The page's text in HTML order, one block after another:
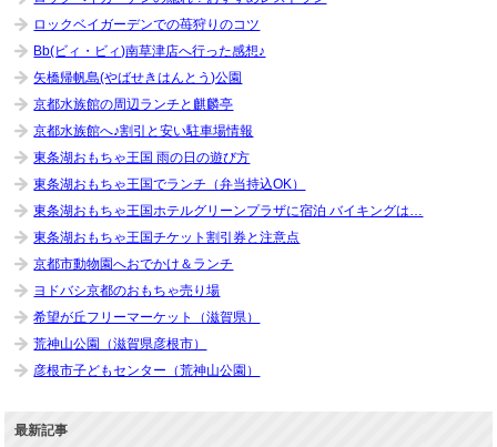
ロックベイガーデンでの苺狩りのコツ
Bb(ビィ・ビィ)南草津店へ行った感想♪
矢橋帰帆島(やばせきはんとう)公園
京都水族館の周辺ランチと麒麟亭
京都水族館へ♪割引と安い駐車場情報
東条湖おもちゃ王国 雨の日の遊び方
東条湖おもちゃ王国でランチ（弁当持込OK）
東条湖おもちゃ王国ホテルグリーンプラザに宿泊 バイキングは…
東条湖おもちゃ王国チケット割引券と注意点
京都市動物園へおでかけ＆ランチ
ヨドバシ京都のおもちゃ売り場
希望が丘フリーマーケット（滋賀県）
荒神山公園（滋賀県彦根市）
彦根市子どもセンター（荒神山公園）
最新記事